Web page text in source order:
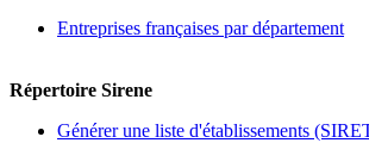
Entreprises françaises par département
Répertoire Sirene
Générer une liste d'établissements